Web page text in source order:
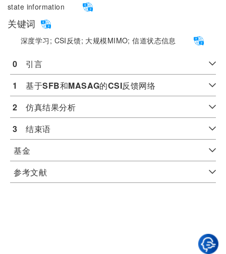
state information
关键词
深度学习; CSI反馈; 大规模MIMO;信道状态信息
0 引言
1
基于SFB和MASAG的CSI反馈网络
2 仿真结果分析
3 结束语
基金
参考文献